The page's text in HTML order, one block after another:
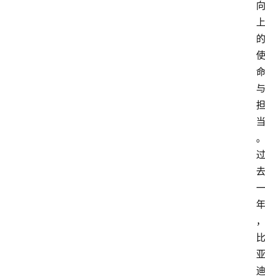
向
上
的
使
命
与
担
当
。
过
去
一
年
，
比
亚
迪